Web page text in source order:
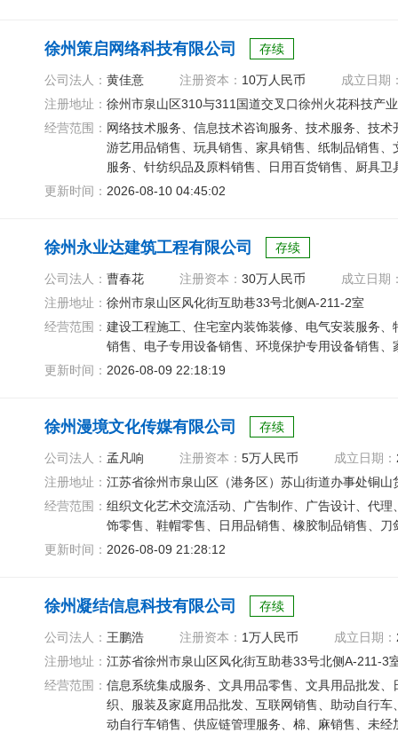
徐州策启网络科技有限公司 存续
公司法人： 黄佳意 注册资本： 10万人民币
成立日期
注册地址： 徐州市泉山区310与311国道交叉口徐州火花科技产
经营范围： 网络技术服务、信息技术咨询服务、技术服务、技
游艺用品销售、玩具销售、家具销售、纸制品销售
服务、针纺织品及原料销售、日用百货销售、厨具
销售、园艺产品销售
更新时间： 2026-08-10 04:45:02
徐州永业达建筑工程有限公司 存续
公司法人： 曹春花 注册资本： 30万人民币
成立日期
注册地址： 徐州市泉山区风化街互助巷33号北侧A-211-2室
经营范围： 建设工程施工、住宅室内装饰装修、电气安装服务
销售、电子专用设备销售、环境保护专用设备销售
更新时间： 2026-08-09 22:18:19
徐州漫境文化传媒有限公司 存续
公司法人： 孟凡响 注册资本： 5万人民币 成立日期：
注册地址： 江苏省徐州市泉山区（港务区）苏山街道办事处铜
经营范围： 组织文化艺术交流活动、广告制作、广告设计、代
饰零售、鞋帽零售、日用品销售、橡胶制品销售、
更新时间： 2026-08-09 21:28:12
徐州凝结信息科技有限公司 存续
公司法人： 王鹏浩 注册资本： 1万人民币 成立日期：
注册地址： 江苏省徐州市泉山区风化街互助巷33号北侧A-211-3
经营范围： 信息系统集成服务、文具用品零售、文具用品批发
织、服装及家庭用品批发、互联网销售、助动自行
动自行车销售、供应链管理服务、棉、麻销售、未